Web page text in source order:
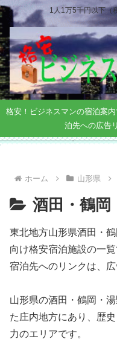
1人1万5千円以下（
格安！ビジネスマンの宿泊案
泊先への広告
ホーム 山形県
酒田・鶴岡
東北地方山形県酒田・
向け格安宿泊施設の一覧
宿泊先へのリンクは、
山形県の酒田・鶴岡・
た庄内地方にあり、歴
力のエリアです。